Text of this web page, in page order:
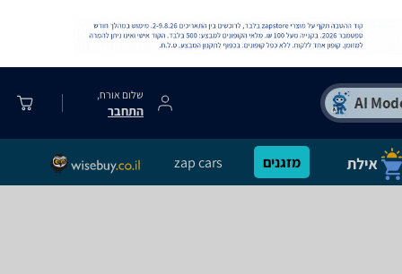
שלום אורח,
התחבר
מזגנים zap cars